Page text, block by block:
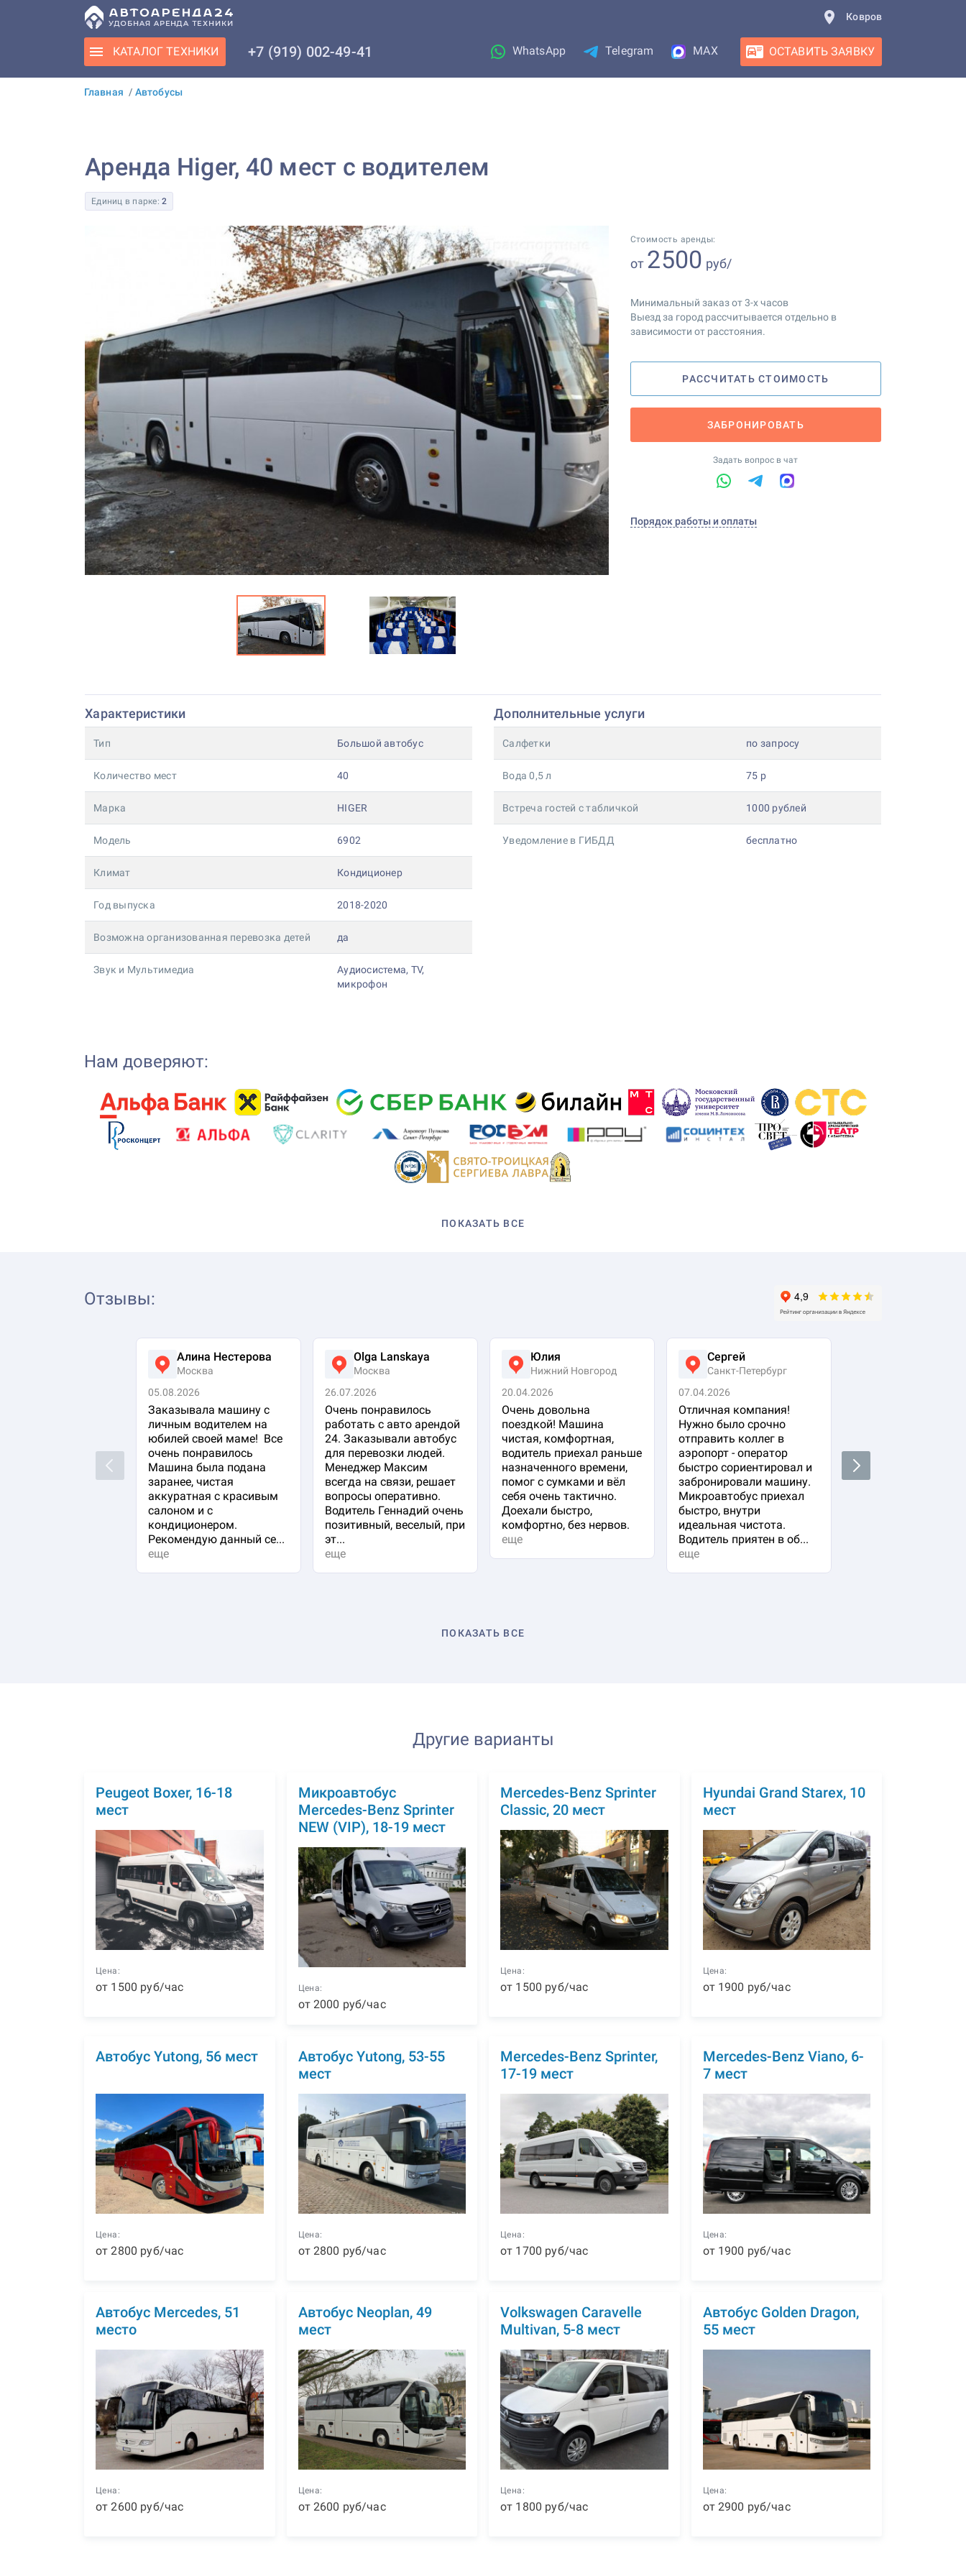
Ковров
КАТАЛОГ ТЕХНИКИ +7 (919) 002-49-41 WhatsApp Telegram MAX ОСТАВИТЬ ЗАЯВКУ
Главная / Автобусы
Аренда Higer, 40 мест с водителем
Единиц в парке: 2
Стоимость аренды:
от 2500 руб/
Минимальный заказ от 3-х часов
Выезд за город рассчитывается отдельно в
зависимости от расстояния.
РАССЧИТАТЬ СТОИМОСТЬ
ЗАБРОНИРОВАТЬ
Задать вопрос в чат
Порядок работы и оплаты
Характеристики
Тип Большой автобус
Количество мест 40
Марка HIGER
Модель 6902
Климат Кондиционер
Год выпуска 2018-2020
Возможна организованная перевозка детей да
Звук и Мультимедиа
Аудиосистема, TV,
микрофон
Дополнительные услуги
Салфетки по запросу
Вода 0,5 л 75 р
Встреча гостей с табличкой 1000 рублей
Уведомление в ГИБДД бесплатно
Нам доверяют:
ПОКАЗАТЬ ВСЕ
Отзывы:
Previous
Алина Нестерова
Москва
05.08.2026
Заказывала машину с
личным водителем на
юбилей своей маме! Все
очень понравилось
Машина была подана
заранее, чистая
аккуратная с красивым
салоном и с
кондиционером.
Рекомендую данный се...
еще
Olga Lanskaya
Москва
26.07.2026
Очень понравилось
работать с авто арендой
24. Заказывали автобус
для перевозки людей.
Менеджер Максим
всегда на связи, решает
вопросы оперативно.
Водитель Геннадий очень
позитивный, веселый, при
эт...
еще
Юлия
Нижний Новгород
20.04.2026
Очень довольна
поездкой! Машина
чистая, комфортная,
водитель приехал раньше
назначенного времени,
помог с сумками и вёл
себя очень тактично.
Доехали быстро,
комфортно, без нервов.
еще
Сергей
Санкт-Петербург
07.04.2026
Отличная компания!
Нужно было срочно
отправить коллег в
аэропорт - оператор
быстро сориентировал и
забронировали машину.
Микроавтобус приехал
быстро, внутри
идеальная чистота.
Водитель приятен в об...
еще
жд вокзала в 4
Очень переживала
водитель опоздает
Next
ПОКАЗАТЬ ВСЕ
Другие варианты
Peugeot Boxer, 16-18
мест
Цена:
от 1500 руб/час
Микроавтобус
Mercedes-Benz Sprinter
NEW (VIP), 18-19 мест
Цена:
от 2000 руб/час
Mercedes-Benz Sprinter
Classic, 20 мест
Цена:
от 1500 руб/час
Hyundai Grand Starex, 10
мест
Цена:
от 1900 руб/час
Автобус Yutong, 56 мест
Цена:
от2800 руб/час
Автобус Yutong, 53-55
мест
Цена:
от 2800 руб/час
Mercedes-Benz Sprinter,
17-19 мест
Цена:
от 1700 руб/час
Mercedes-Benz Viano, 6-
7 мест
Цена:
от 1900 руб/час
Автобус Mercedes, 51
место
Цена:
от2600 руб/час
Автобус Neoplan, 49
мест
Цена:
от 2600 руб/час
Volkswagen Caravelle
Multivan, 5-8 мест
Цена:
от 1800 руб/час
Автобус Golden Dragon,
55 мест
Цена:
от 2900 руб/час